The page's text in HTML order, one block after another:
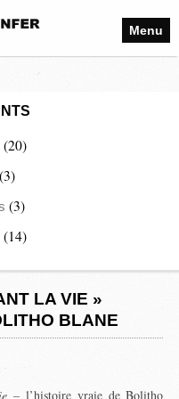
Menu
(20)
(3)
(3)
(14)
LA VIE »
BLANE
–l’histoire vraie de Bolitho